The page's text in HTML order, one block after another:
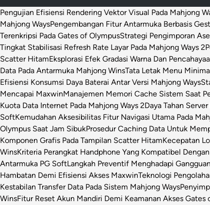
Pengujian Efisiensi Rendering Vektor Visual Pada Mahjong
Mahjong WaysPengembangan Fitur Antarmuka Berbasis
Terenkripsi Pada Gates of OlympusStrategi Pengimporan
Tingkat Stabilisasi Refresh Rate Layar Pada Mahjong Ways 2
Scatter HitamEksplorasi Efek Gradasi Warna Dan
Data Pada Antarmuka Mahjong WinsTata Letak Menu
Efisiensi Konsumsi Daya Baterai Antar Versi Mahjong Ways
Mencapai MaxwinManajemen Memori Cache Sistem Saat
Kuota Data Internet Pada Mahjong Ways 2Daya Tahan
SoftKemudahan Aksesibilitas Fitur Navigasi Utama Pada
Olympus Saat Jam SibukProsedur Caching Data Untuk
Komponen Grafis Pada Tampilan Scatter HitamKecepatan
WinsKriteria Perangkat Handphone Yang Kompatibel
Antarmuka PG SoftLangkah Preventif Menghadapi
Hambatan Demi Efisiensi Akses MaxwinTeknologi
Kestabilan Transfer Data Pada Sistem Mahjong Ways
WinsFitur Reset Akun Mandiri Demi Keamanan Akses Gates